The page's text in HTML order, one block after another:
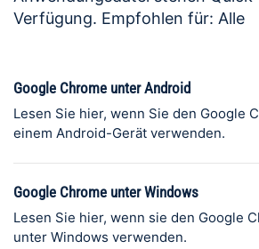
Verfügung. Empfohlen für: Alle
Google Chrome unter Android
Lesen Sie hier, wenn Sie den Google
einem Android-Gerät verwenden.
Google Chrome unter Windows
Lesen Sie hier, wenn sie den Google
unter Windows verwenden.